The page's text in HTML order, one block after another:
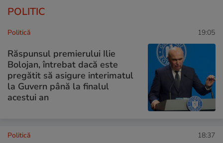
POLITIC
Politică 19:05
Răspunsul premierului Ilie
Bolojan, întrebat dacă este
pregătit să asigure interimatul
la Guvern până la finalul
acestui an
Politică 18:37